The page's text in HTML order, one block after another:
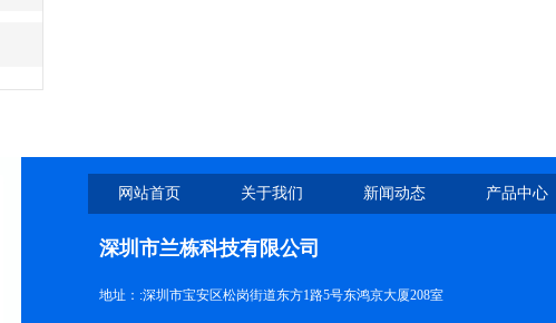
网站首页 关于我们 新闻动态 产品中心
深圳市兰栋科技有限公司
地址：:深圳市宝安区松岗街道东方1路5号东鸿京大厦208室